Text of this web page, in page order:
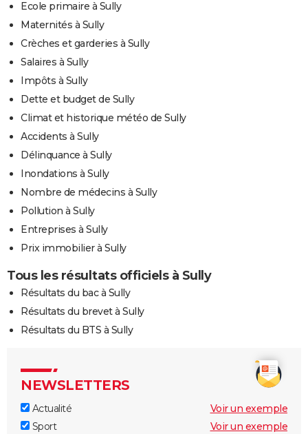
Ecole primaire à Sully
Maternités à Sully
Crèches et garderies à Sully
Salaires à Sully
Impôts à Sully
Dette et budget de Sully
Climat et historique météo de Sully
Accidents à Sully
Délinquance à Sully
Inondations à Sully
Nombre de médecins à Sully
Pollution à Sully
Entreprises à Sully
Prix immobilier à Sully
Tous les résultats officiels à Sully
Résultats du bac à Sully
Résultats du brevet à Sully
Résultats du BTS à Sully
NEWSLETTERS
Actualité
Voir un exemple
Sport
Voir un exemple